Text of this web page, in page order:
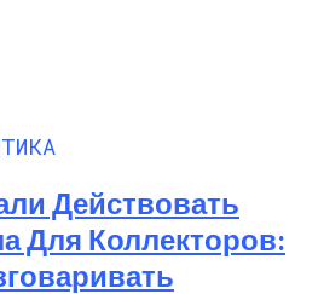
Действовать
Для Коллекторов: